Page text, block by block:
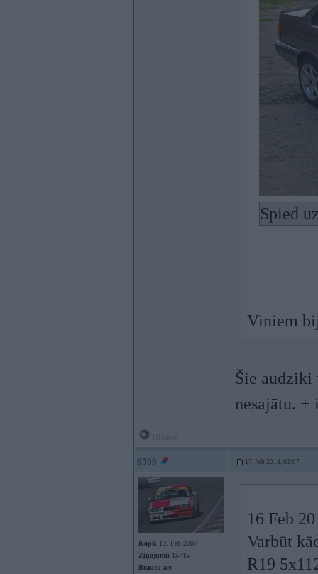
Spied
Viniem
Šie audziki
nesajātu.
6500 17. Feb 2018, 02:07
Kopš: 19. Feb 2007
Ziņojumi: 15715
Braucu ar:
16 Feb
Varbūt
R19